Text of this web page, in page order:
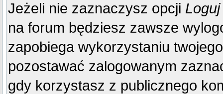
Jeżeli nie zaznaczysz opcji
na forum będziesz zawsze
zapobiega wykorzystaniu
pozostawać zalogowanym
gdy korzystasz z publicznego